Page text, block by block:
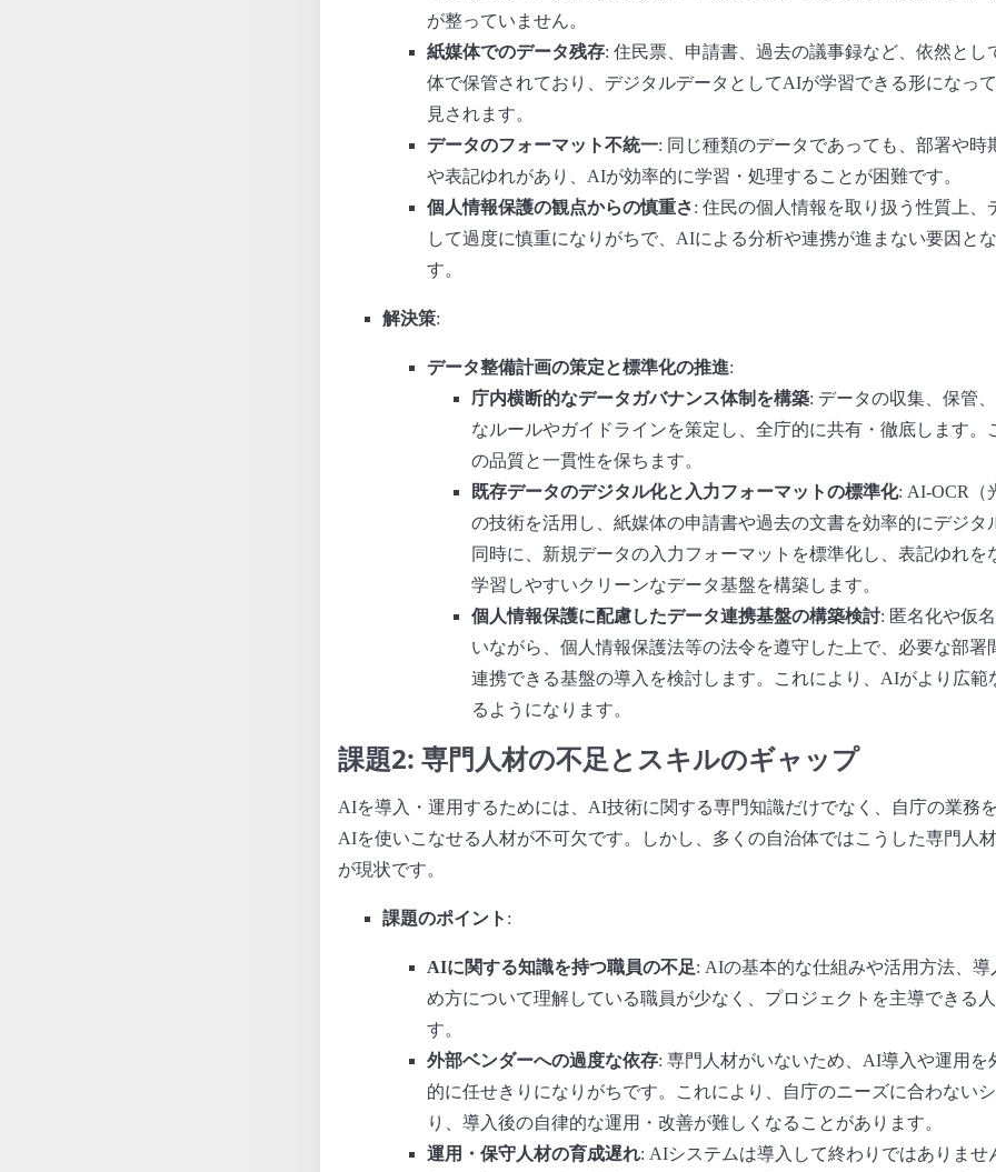
が整っていません。
紙媒体でのデータ残存: 住民票、申請書、過去の議事録など、依然とし
体で保管されており、デジタルデータとしてAIが学習できる形になっ
見されます。
データのフォーマット不統一: 同じ種類のデータであっても、部署や時
や表記ゆれがあり、AIが効率的に学習・処理することが困難です。
個人情報保護の観点からの慎重さ: 住民の個人情報を取り扱う性質上、
して過度に慎重になりがちで、AIによる分析や連携が進まない要因と
す。
解決策:
データ整備計画の策定と標準化の推進:
庁内横断的なデータガバナンス体制を構築: データの収集、保管
なルールやガイドラインを策定し、全庁的に共有・徹底します。
の品質と一貫性を保ちます。
既存データのデジタル化と入力フォーマットの標準化: AI-OCR（
の技術を活用し、紙媒体の申請書や過去の文書を効率的にデジタ
同時に、新規データの入力フォーマットを標準化し、表記ゆれを
学習しやすいクリーンなデータ基盤を構築します。
個人情報保護に配慮したデータ連携基盤の構築検討: 匿名化や仮
いながら、個人情報保護法等の法令を遵守した上で、必要な部署
連携できる基盤の導入を検討します。これにより、AIがより広範
るようになります。
課題2: 専門人材の不足とスキルのギャップ
AIを導入・運用するためには、AI技術に関する専門知識だけでなく、自庁の業務
AIを使いこなせる人材が不可欠です。しかし、多くの自治体ではこうした専門人
が現状です。
課題のポイント :
AIに関する知識を持つ職員の不足: AIの基本的な仕組みや活用方法、
め方について理解している職員が少なく、プロジェクトを主導できる
す。
外部ベンダーへの過度な依存: 専門人材がいないため、AI導入や運用を
的に任せきりになりがちです。これにより、自庁のニーズに合わない
り、導入後の自律的な運用・改善が難しくなることがあります。
運用・保守人材の育成遅れ: AIシステムは導入して終わりではありませ